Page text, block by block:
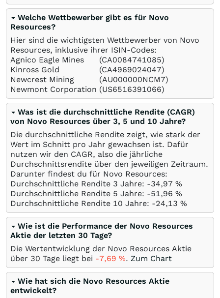
Welche Wettbewerber gibt es für Novo
Resources?
Hier sind die wichtigsten Wettbewerber von Novo
Resources, inklusive ihrer ISIN-Codes:
Agnico Eagle Mines
(CA0084741085)
Kinross Gold
(CA4969024047)
Newcrest Mining
(AU000000NCM7)
Newmont Corporation (US6516391066)
Was ist die durchschnittliche Rendite (CAGR)
von Novo Resources über 3, 5 und 10 Jahre?
Die durchschnittliche Rendite zeigt, wie stark der
Wert im Schnitt pro Jahr gewachsen ist. Dafür
nutzen wir den CAGR, also die jährliche
Durchschnittsrendite über den jeweiligen Zeitraum.
Darunter findest du für Novo Resources:
Durchschnittliche Rendite 3 Jahre: -34,97 %
Durchschnittliche Rendite 5 Jahre: -51,96 %
Durchschnittliche Rendite 10 Jahre: -24,13 %
Wie ist die Performance der Novo Resources
Aktie der letzten 30 Tage?
Die Wertentwicklung der Novo Resources Aktie
über 30 Tage liegt bei -7,69 %. Zum Chart
Wie hat sich die Novo Resources Aktie
entwickelt?